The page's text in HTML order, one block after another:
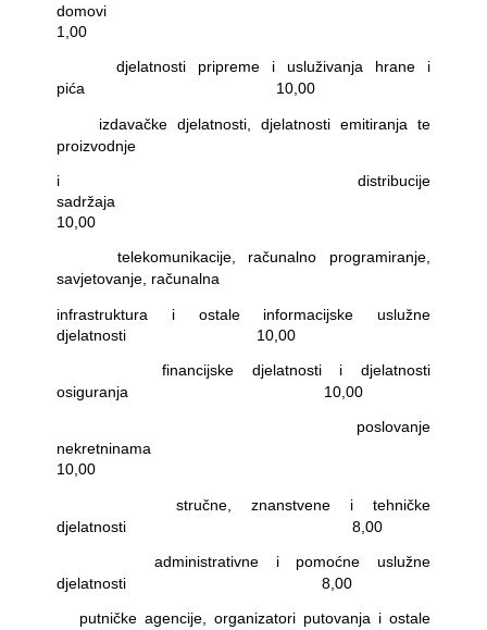
domovi
1,00
djelatnosti pripreme i usluživanja hrane i
pića
10,00
izdavačke djelatnosti, djelatnosti emitiranja te
proizvodnje
i distribucije
sadržaja
10,00
telekomunikacije, računalno programiranje,
savjetovanje, računalna
infrastruktura i ostale informacijske uslužne
djelatnosti
10,00
financijske djelatnosti i djelatnosti
osiguranja
10,00
poslovanje
nekretninama
10,00
stručne, znanstvene i tehničke
djelatnosti
8,00
administrativne i pomoćne uslužne
djelatnosti
8,00
putničke agencije, organizatori putovanja i ostale